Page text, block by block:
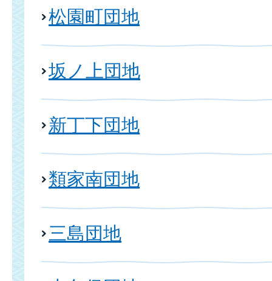
松園町団地
坂ノ上団地
新丁下団地
類家南団地
三島団地